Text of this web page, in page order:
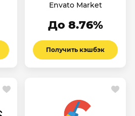
Envato Market
До 8.76%
Получить кэшбэк